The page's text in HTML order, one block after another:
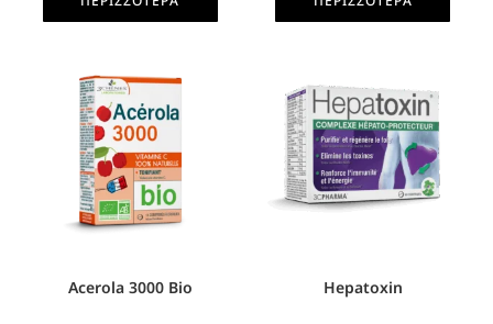
Acerola 3000 Bio Hepatoxin